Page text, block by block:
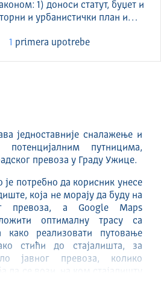
1) доноси статут, буџет и
и урбанистички план и…
1 primera upotrebe
једноставније сналажење и
потенцијалним путницима,
превоза у Граду Ужице.
потребно да корисник унесе
која не морају да буду на
превоза, а Google Maps
оптималну трасу са
како реализовати путовање
стићи до стајалишта, за
јавног превоза, колико